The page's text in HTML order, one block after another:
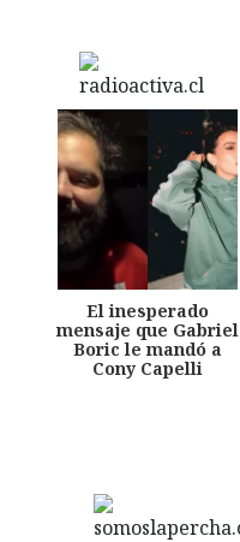
El inesperado
mensaje que Gabriel
Boric le mandó a
Cony Capelli